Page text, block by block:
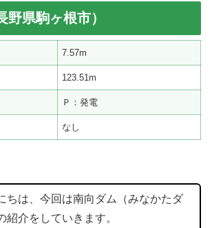
野県駒ヶ根市）
7.57m
123.51m
Ｐ：発電
なし
ちは、今回は南向ダム（みなかたダ
紹介をしていきます。